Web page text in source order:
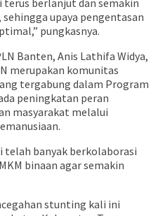
terus berlanjut dan semakin
upaya pengentasan
pungkasnya.
Banten, Anis Lathifa Widya,
merupakan komunitas
tergabung dalam Program
peningkatan peran
masyarakat melalui
telah banyak berkolaborasi
binaan agar semakin
stunting kali ini